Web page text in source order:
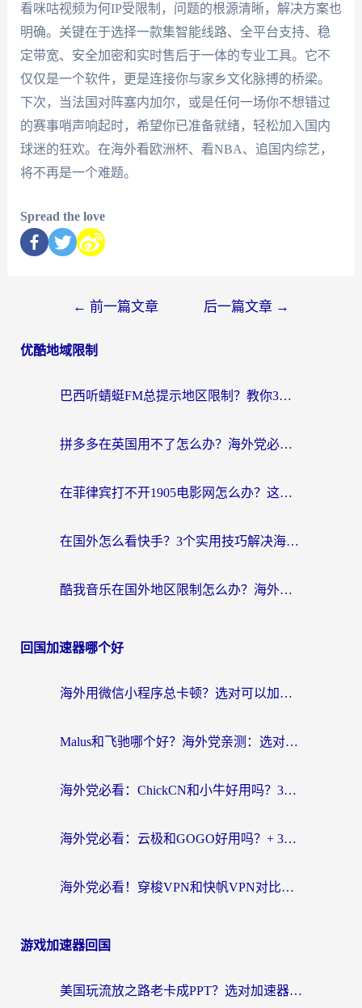
看咪咕视频为何IP受限制，问题的根源清晰，解决方案也
明确。关键在于选择一款集智能线路、全平台支持、稳
定带宽、安全加密和实时售后于一体的专业工具。它不
仅仅是一个软件，更是连接你与家乡文化脉搏的桥梁。
下次，当法国对阵塞内加尔，或是任何一场你不想错过
的赛事哨声响起时，希望你已准备就绪，轻松加入国内
球迷的狂欢。在海外看欧洲杯、看NBA、追国内综艺，
将不再是一个难题。
Spread the love
← 前一篇文章 后一篇文章 →
优酷地域限制
巴西听蜻蜓FM总提示地区限制？教你3步修改定位畅听国内内容
拼多多在英国用不了怎么办？海外党必看的回国加速全攻略（附B站洋码头解决方法）
在菲律宾打不开1905电影网怎么办？这份攻略帮你重拾国内影视自由
在国外怎么看快手？3个实用技巧解决海外追剧、社交、游戏难题
酷我音乐在国外地区限制怎么办？海外党亲测有效的回国加速方案
回国加速器哪个好
海外用微信小程序总卡顿？选对可以加速微信小程序的加速器就够了（含老挝可用&Mac端推荐）
Malus和飞驰哪个好？海外党亲测：选对回国加速器才能无缝刷剧玩国服
海外党必看：ChickCN和小牛好用吗？3招教你选对回国加速器无缝刷国内资源
海外党必看：云极和GOGO好用吗？+ 3步选对回国加速器，流畅看CCTV5海外直播
海外党必看！穿梭VPN和快帆VPN对比哪个回国效果更好？——3款冷门加速器实测+终极选择建议
游戏加速器回国
美国玩流放之路老卡成PPT？选对加速器比啥都重要（附欧洲全球玩家实测推荐）